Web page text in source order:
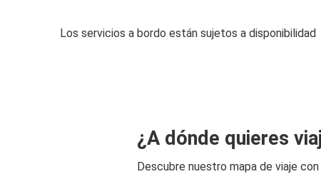
Los servicios a bordo están sujetos a disponibilidad
¿A dónde quieres
Descubre nuestro mapa de viaje con